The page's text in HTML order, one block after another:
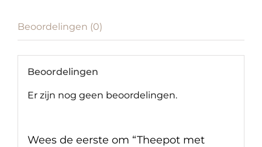
Beoordelingen (0)
Beoordelingen
Er zijn nog geen beoordelingen.
Wees de eerste om “Theepot met